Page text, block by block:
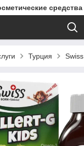
средства
Турция Swiss